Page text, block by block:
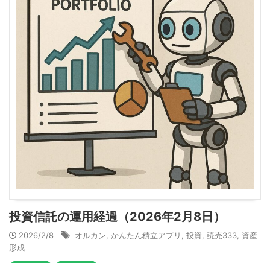
投資信託の運用経過（2026年2月8日）
2026/2/8 オルカン かんたん積立アプリ 投資 読売333 資産
形成